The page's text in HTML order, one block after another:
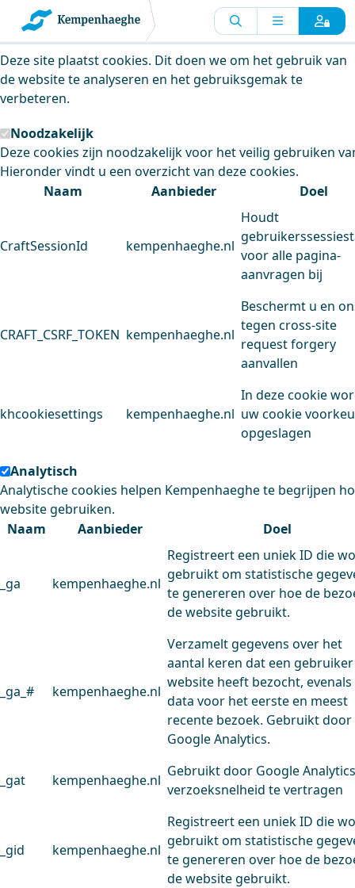
Kempenhaeghe maakt gebruik van
cookies
Deze site plaatst cookies. Dit doen we om het gebruik van
de website te analyseren en het gebruiksgemak te
verbeteren.
Noodzakelijk
Deze cookies zijn noodzakelijk voor het veilig gebruiken
Hieronder vindt u een overzicht van deze cookies.
Naam
Aanbieder Doel
CraftSessionId kempenhaeghe.nl
Houdt
voor alle pagina-
aanvragen bij
CRAFT_CSRF_TOKEN kempenhaeghe.nl
Beschermt u en
tegen cross-site
request forgery
aanvallen
khcookiesettings kempenhaeghe.nl
In deze cookie
uw cookie
opgeslagen
Analytisch
Analytische cookies helpen Kempenhaeghe te begrijpen
website gebruiken.
Naam
Aanbieder Doel
_ga kempenhaeghe.nl
Registreert een uniek ID die
gebruikt om statistische
te genereren over hoe de
de website gebruikt.
_ga_# kempenhaeghe.nl
Verzamelt gegevens over het
aantal keren dat een
website heeft bezocht, evenals
data voor het eerste en meest
recente bezoek. Gebruikt door
Google Analytics.
_gat kempenhaeghe.nl
Gebruikt door Google
verzoeksnelheid te vertragen
_gid kempenhaeghe.nl
Registreert een uniek ID die
gebruikt om statistische
te genereren over hoe de
de website gebruikt.